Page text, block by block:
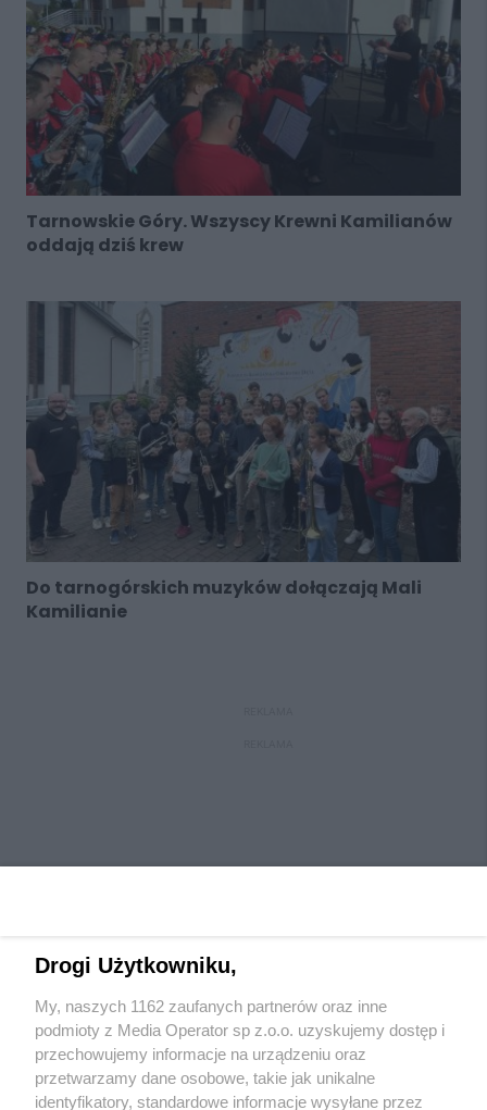
Tarnowskie Góry. Wszyscy Krewni Kamilianów
oddają dziś krew
Do tarnogórskich muzyków dołączają Mali
Kamilianie
Wydawca mediówlokalnych
Drogi Użytkowniku,
My, naszych 1162 zaufanych partnerów oraz inne
podmioty z Media Operator sp z.o.o. uzyskujemy dostęp i
przechowujemy informacje na urządzeniu oraz
przetwarzamy dane osobowe, takie jak unikalne
identyfikatory, standardowe informacje wysyłane przez